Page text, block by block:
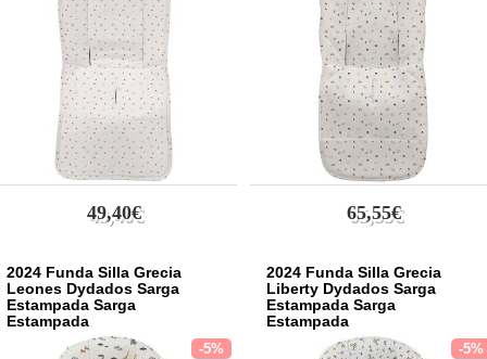
49,40€ 65,55€
2024 Funda Silla Grecia
Leones Dydados Sarga
Estampada Sarga
Estampada
-5%
2024 Funda Silla Grecia
Liberty Dydados Sarga
Estampada Sarga
Estampada
-5%